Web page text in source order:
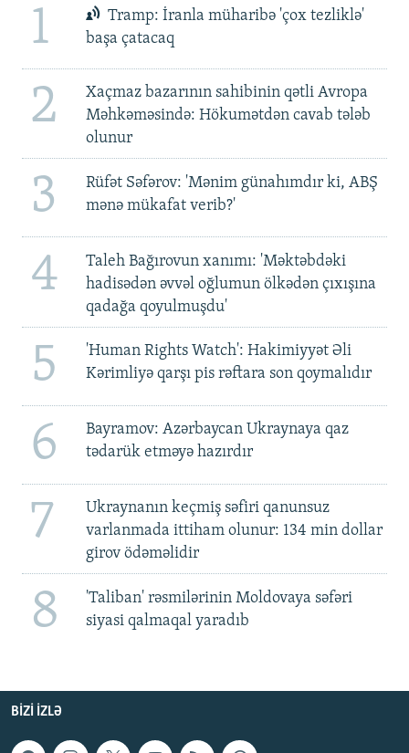
1
Tramp: İranla müharibə 'çox tezliklə'
başa çatacaq
2
Xaçmaz bazarının sahibinin qətli Avropa
Məhkəməsində: Hökumətdən cavab tələb
olunur
3
Rüfət Səfərov: 'Mənim günahımdır ki, ABŞ
mənə mükafat verib?'
4
Taleh Bağırovun xanımı: 'Məktəbdəki
hadisədən əvvəl oğlumun ölkədən çıxışına
qadağa qoyulmuşdu'
5
'Human Rights Watch': Hakimiyyət Əli
Kərimliyə qarşı pis rəftara son qoymalıdır
6
Bayramov: Azərbaycan Ukraynaya qaz
tədarük etməyə hazırdır
7
Ukraynanın keçmiş səfiri qanunsuz
varlanmada ittiham olunur: 134 min dollar
girov ödəməlidir
8
'Taliban' rəsmilərinin Moldovaya səfəri
siyasi qalmaqal yaradıb
BIZI IZLƏ